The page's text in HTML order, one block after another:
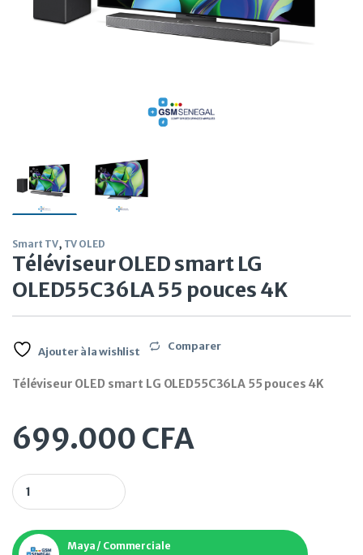
Smart TV, TV OLED
Téléviseur OLED smart LG
OLED55C36LA 55 pouces 4K
Ajouter à la wishlist Comparer
Téléviseur OLED smart LG OLED55C36LA 55 pouces 4K
699.000 CFA
Téléviseur OLED smart LG OLED55C36LA 55 pouces 4K
Maya / Commerciale